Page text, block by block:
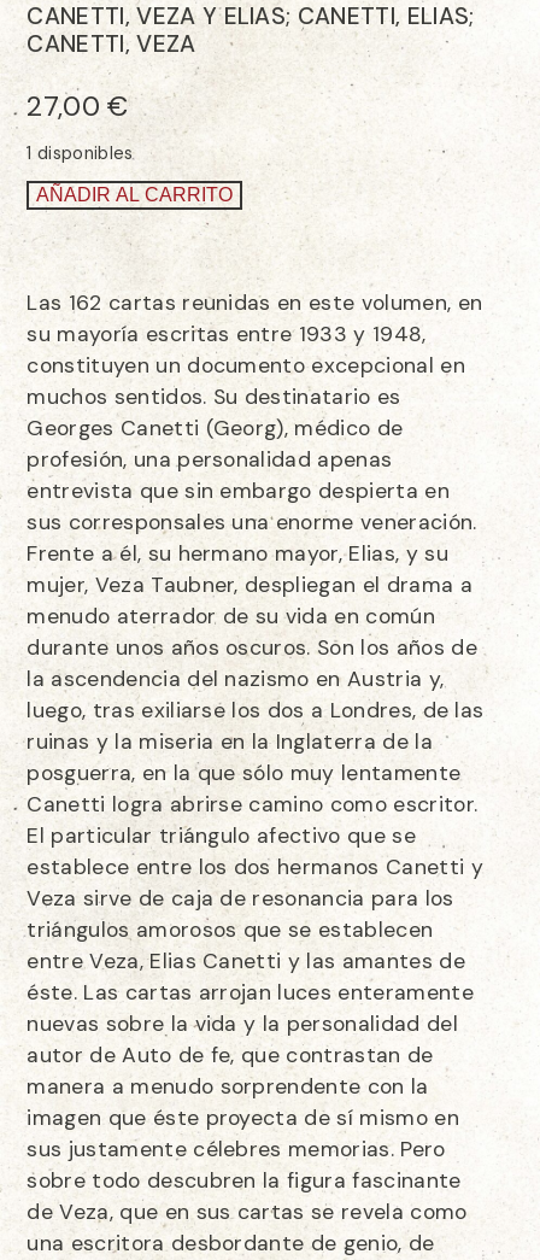
CANETTI, VEZA Y ELIAS; CANETTI, ELIAS;
CANETTI, VEZA
27,00€
1 disponibles
AÑADIR AL CARRITO
Las 162 cartas reunidas en este volumen, en
su mayoría escritas entre 1933 y 1948,
constituyen un documento excepcional en
muchos sentidos. Su destinatario es
Georges Canetti (Georg), médico de
profesión, una personalidad apenas
entrevista que sin embargo despierta en
sus corresponsales una enorme veneración.
Frente a él, su hermano mayor, Elias, y su
mujer, Veza Taubner, despliegan el drama a
menudo aterrador de su vida en común
durante unos años oscuros. Son los años de
la ascendencia del nazismo en Austria y,
luego, tras exiliarse los dos a Londres, de las
ruinas y la miseria en la Inglaterra de la
posguerra, en la que sólo muy lentamente
Canetti logra abrirse camino como escritor.
El particular triángulo afectivo que se
establece entre los dos hermanos Canetti y
Veza sirve de caja de resonancia para los
triángulos amorosos que se establecen
entre Veza, Elias Canetti y las amantes de
éste. Las cartas arrojan luces enteramente
nuevas sobre la vida y la personalidad del
autor de Auto de fe, que contrastan de
manera a menudo sorprendente con la
imagen que éste proyecta de sí mismo en
sus justamente célebres memorias. Pero
sobre todo descubren la figura fascinante
de Veza, que en sus cartas se revela como
una escritora desbordante de genio, de